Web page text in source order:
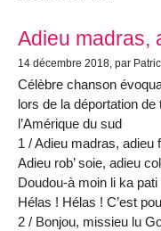
Adieu madras,
14 décembre 2018 , par
Célèbre chanson
lors de la déportation
l’Amérique du sud
1 / Adieu madras, adieu
Adieu rob’ soie, adieu
Doudou-à moin li ka pati
Hélas ! Hélas ! C’est
2 / Bonjou, missieu lu